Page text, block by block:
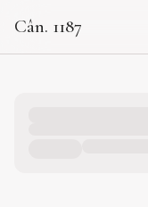
Cân. 1187